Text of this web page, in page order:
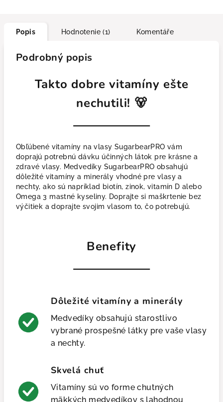
Popis Hodnotenie (1) Komentáře
Podrobný popis
Takto dobre vitamíny ešte
nechutili! 🐻
Obľúbené vitamíny na vlasy SugarbearPRO vám
doprajú potrebnú dávku účinných látok pre krásne a
zdravé vlasy. Medvedíky SugarbearPRO obsahujú
dôležité vitamíny a minerály vhodné pre vlasy a
nechty, ako sú napríklad biotín, zinok, vitamín D alebo
Omega 3 mastné kyseliny. Doprajte si maškrtenie bez
výčitiek a doprajte svojim vlasom to, čo potrebujú.
Benefity
Dôležité vitamíny a minerály
Medvedíky obsahujú starostlivo
vybrané prospešné látky pre vaše vlasy
a nechty.
Skvelá chuť
Vitamíny sú vo forme chutných
mäkkých medvedíkov s lahodnou